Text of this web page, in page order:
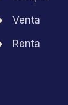
Venta
Renta